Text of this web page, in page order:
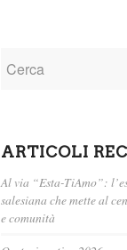
ARTICOLI
Al via “Esta-TiAmo”:
salesiana che mette al
e comunità